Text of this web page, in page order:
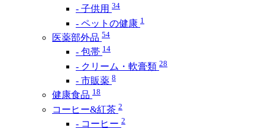
- 子供用 34
- ペットの健康 1
医薬部外品 54
- 包帯 14
- クリーム・軟膏類 28
- 市販薬 8
健康食品 18
コーヒー&紅茶 2
- コーヒー 2